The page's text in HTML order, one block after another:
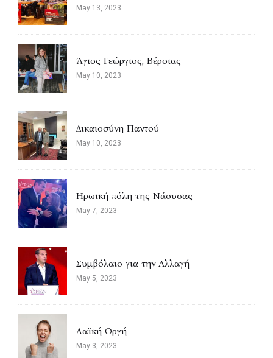
May 13, 2023
Άγιος Γεώργιος, Βέροιας
May 10, 2023
Δικαιοσύνη Παντού
May 10, 2023
Ηρωική πόλη της Νάουσας
May 7, 2023
Συμβόλαιο για την Αλλαγή
May 5, 2023
Λαϊκή Οργή
May 3, 2023